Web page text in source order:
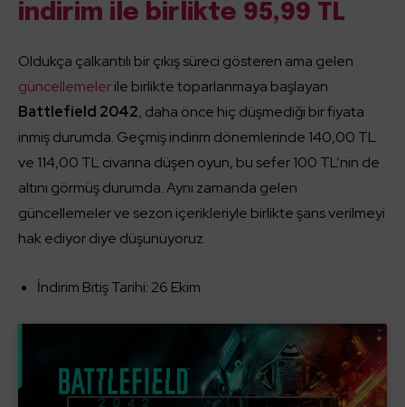
indirim ile birlikte 95,99 TL
Oldukça çalkantılı bir çıkış süreci gösteren ama gelen
güncellemelerile birlikte toparlanmaya başlayan
Battlefield 2042, daha önce hiç düşmediği bir fiyata
inmiş durumda. Geçmiş indirim dönemlerinde 140,00 TL
ve 114,00 TL civarına düşen oyun, bu sefer 100 TL’nin de
altını görmüş durumda. Aynı zamanda gelen
güncellemeler ve sezon içerikleriyle birlikte şans verilmeyi
hak ediyor diye düşünüyoruz.
İndirim Bitiş Tarihi: 26 Ekim